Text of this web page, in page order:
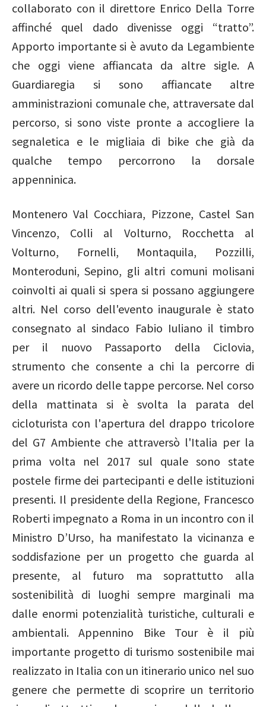
collaborato con il direttore Enrico Della Torre
affinché quel dado divenisse oggi “tratto”.
Apporto importante si è avuto da Legambiente
che oggi viene affiancata da altre sigle. A
Guardiaregia si sono affiancate altre
amministrazioni comunale che, attraversate dal
percorso, si sono viste pronte a accogliere la
segnaletica e le migliaia di bike che già da
qualche tempo percorrono la dorsale
appenninica.
Montenero Val Cocchiara, Pizzone, Castel San
Vincenzo, Colli al Volturno, Rocchetta al
Volturno, Fornelli, Montaquila, Pozzilli,
Monteroduni, Sepino, gli altri comuni molisani
coinvolti ai quali si spera si possano aggiungere
altri. Nel corso dell'evento inaugurale è stato
consegnato al sindaco Fabio Iuliano il timbro
per il nuovo Passaporto della Ciclovia,
strumento che consente a chi la percorre di
avere un ricordo delle tappe percorse. Nel corso
della mattinata si è svolta la parata del
cicloturista con l'apertura del drappo tricolore
del G7 Ambiente che attraversò l'Italia per la
prima volta nel 2017 sul quale sono state
postele firme dei partecipanti e delle istituzioni
presenti. Il presidente della Regione, Francesco
Roberti impegnato a Roma in un incontro con il
Ministro D’Urso, ha manifestato la vicinanza e
soddisfazione per un progetto che guarda al
presente, al futuro ma soprattutto alla
sostenibilità di luoghi sempre marginali ma
dalle enormi potenzialità turistiche, culturali e
ambientali. Appennino Bike Tour è il più
importante progetto di turismo sostenibile mai
realizzato in Italia con un itinerario unico nel suo
genere che permette di scoprire un territorio